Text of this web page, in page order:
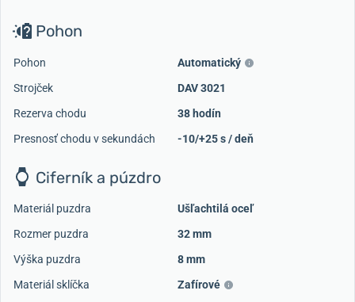
Pohon
Pohon
Automatický
Strojček
DAV 3021
Rezerva chodu
38 hodín
Presnosť chodu v sekundách
-10/+25 s / deň
Ciferník a púzdro
Materiál puzdra
Ušľachtilá oceľ
Rozmer puzdra
32 mm
Výška puzdra
8 mm
Materiál sklíčka
Zafírové